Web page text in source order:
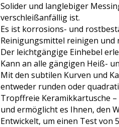
Solider und langlebiger
verschleißanfällig ist.
Es ist korrosions- und
Reinigungsmittel reinigen und
Der leichtgängige Einhebel
Kann an alle gängigen Heiß-
Mit den subtilen Kurven und
entweder runden oder
Tropffreie Keramikkartusche
und ermöglicht es Ihnen, den
Entwickelt, um einen Test von